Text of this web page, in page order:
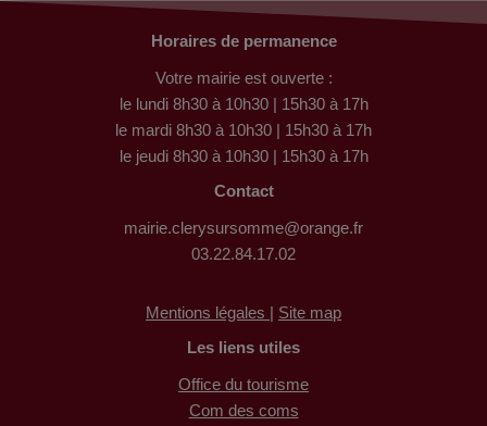
Horaires de permanence
Votre mairie est ouverte :
le lundi 8h30 à 10h30 | 15h30 à 17h
le mardi 8h30 à 10h30 | 15h30 à 17h
le jeudi 8h30 à 10h30 | 15h30 à 17h
Contact
mairie.clerysursomme@orange.fr
03.22.84.17.02
Mentions légales | Site map
Les liens utiles
Office du tourisme
Com des coms